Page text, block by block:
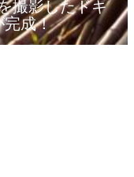
撮影したドキ
完成！